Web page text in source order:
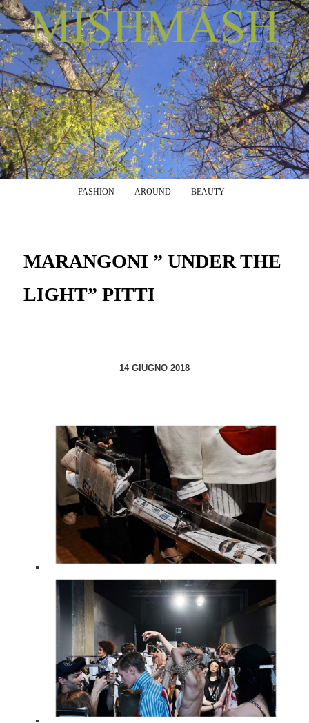
Vai al contenuto principale
Vai al contenuto secondario
FASHION AROUND BEAUTY
MARANGONI ” UNDER THE
LIGHT” PITTI
14 GIUGNO 2018